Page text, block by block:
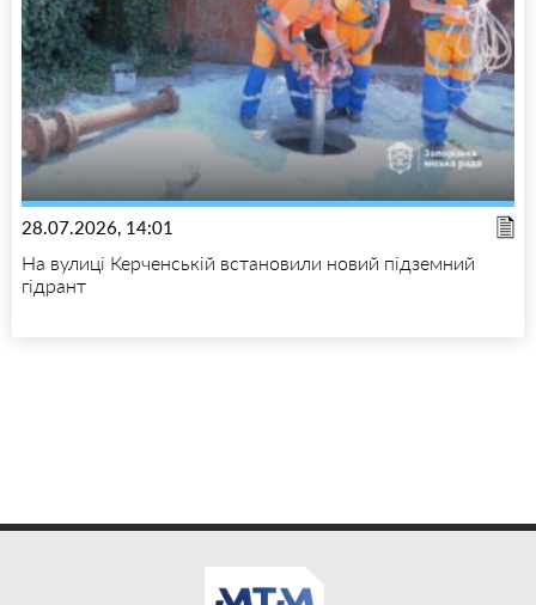
28.07.2026, 14:01
На вулиці Керченській встановили новий підземний
гідрант